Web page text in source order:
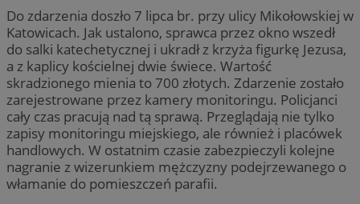
Do zdarzenia doszło 7 lipca br. przy ulicy Mikołowskiej w
Katowicach. Jak ustalono, sprawca przez okno wszedł
do salki katechetycznej i ukradł z krzyża figurkę Jezusa,
a z kaplicy kościelnej dwie świece. Wartość
skradzionego mienia to 700 złotych. Zdarzenie zostało
zarejestrowane przez kamery monitoringu. Policjanci
cały czas pracują nad tą sprawą. Przeglądają nie tylko
zapisy monitoringu miejskiego, ale również i placówek
handlowych. W ostatnim czasie zabezpieczyli kolejne
nagranie z wizerunkiem mężczyzny podejrzewanego o
włamanie do pomieszczeń parafii.